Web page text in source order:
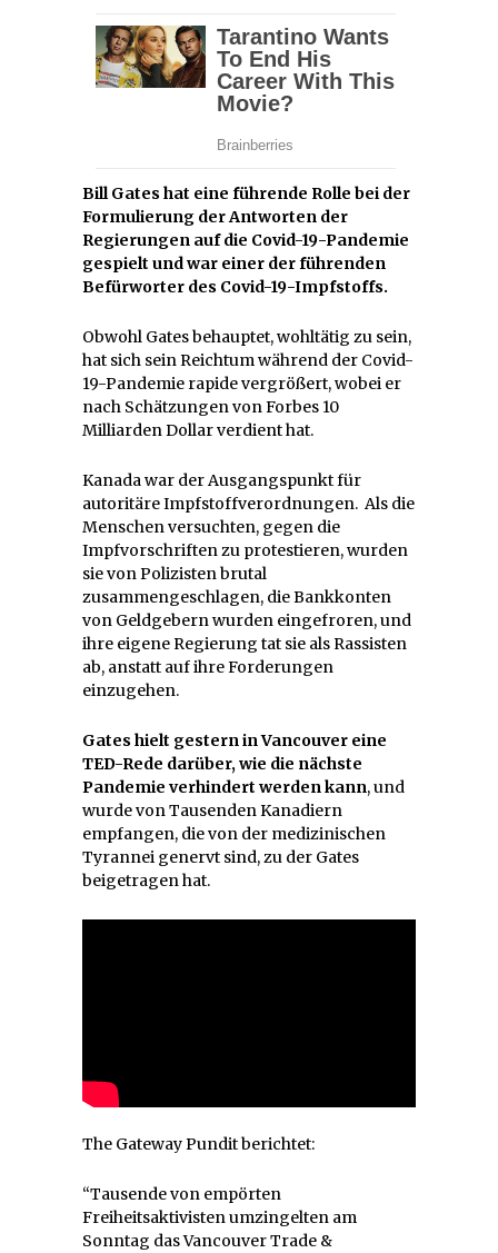
Bill Gates hat eine führende Rolle bei der
Formulierung der Antworten der
Regierungen auf die Covid-19-Pandemie
gespielt und war einer der führenden
Befürworter des Covid-19-Impfstoffs.
Obwohl Gates behauptet, wohltätig zu sein,
hat sich sein Reichtum während der Covid-
19-Pandemie rapide vergrößert, wobei er
nach Schätzungen von Forbes 10
Milliarden Dollar verdient hat.
Kanada war der Ausgangspunkt für
autoritäre Impfstoffverordnungen. Als die
Menschen versuchten, gegen die
Impfvorschriften zu protestieren, wurden
sie von Polizisten brutal
zusammengeschlagen, die Bankkonten
von Geldgebern wurden eingefroren, und
ihre eigene Regierung tat sie als Rassisten
ab, anstatt auf ihre Forderungen
einzugehen.
Gates hielt gestern in Vancouver eine
TED-Rede darüber, wie die nächste
Pandemie verhindert werden kann, und
wurde von Tausenden Kanadiern
empfangen, die von der medizinischen
Tyrannei genervt sind, zu der Gates
beigetragen hat.
The Gateway Pundit berichtet:
“Tausende von empörten
Freiheitsaktivisten umzingelten am
Sonntag das Vancouver Trade &